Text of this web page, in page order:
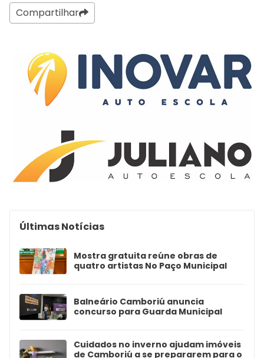
Compartilhar
Últimas Notícias
Mostra gratuita reúne obras de
quatro artistas No Paço Municipal
Balneário Camboriú anuncia
concurso para Guarda Municipal
Cuidados no inverno ajudam imóveis
de Camboriú a se prepararem para o